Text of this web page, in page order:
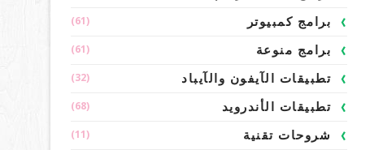
برامج كمبيوتر (61)
برامج منوعة (61)
تطبيقات الآيفون والآيباد (32)
تطبيقات الأندرويد (68)
شروحات تقنية (11)